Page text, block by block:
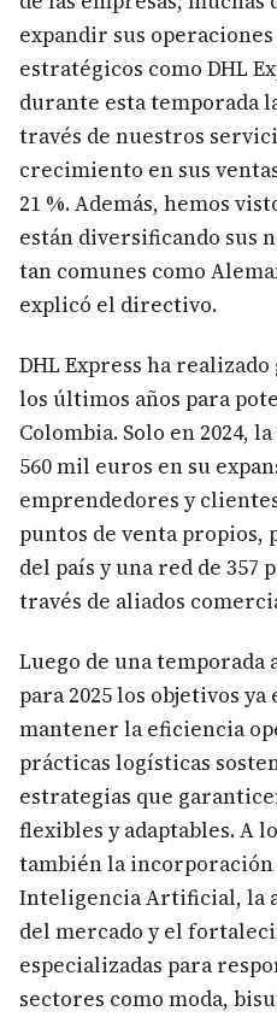
expandir sus
estratégicos como DHL
durante esta temporada
través de nuestros
crecimiento en sus
21 %. Además, hemos
están diversificando sus
tan comunes como
explicó el directivo.
DHL Express ha
los últimos años para
Colombia. Solo en 2024,
560 mil euros en su
emprendedores y
puntos de venta propios,
del país y una red de 357
través de aliados
Luego de una temporada
para 2025 los objetivos ya
mantener la eficiencia
prácticas logísticas
estrategias que
flexibles y adaptables. A
también la
Inteligencia Artificial, la
del mercado y el
especializadas para
sectores como moda,